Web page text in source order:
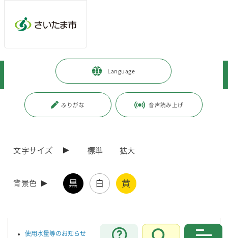
Language
ふりがな 音声読み上げ
文字サイズ 標準 拡大
背景色 黒 白 黄
お問合せ
暮らし・手続き > 上下水道・ごみ 上水道
水道料金・届出ガイド
更新日付：2026年3月23日 / ページ番号：C007125
使用者番号は9桁の数字で、水道を使用されるお客さまの番号となって
この使用者番号は、水道に関する各種申込や届出、お電話によるお問い
合わせの際にご利用いただけます。
使用水量等のお知らせ